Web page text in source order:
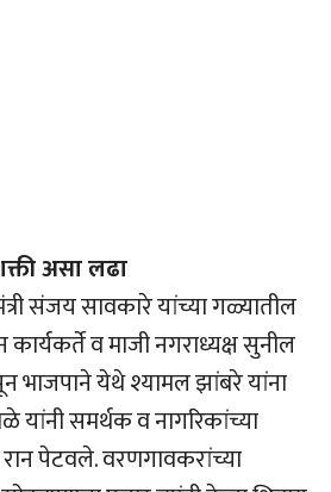
असा लढा
संजय सावकारे यांच्या गळ्यातील
व माजी नगराध्यक्ष सुनील
भाजपाने येथे श्यामल झांबरे यांना
यांनी समर्थक व नागरिकांच्या
पेटवले. वरणगावकरांच्या